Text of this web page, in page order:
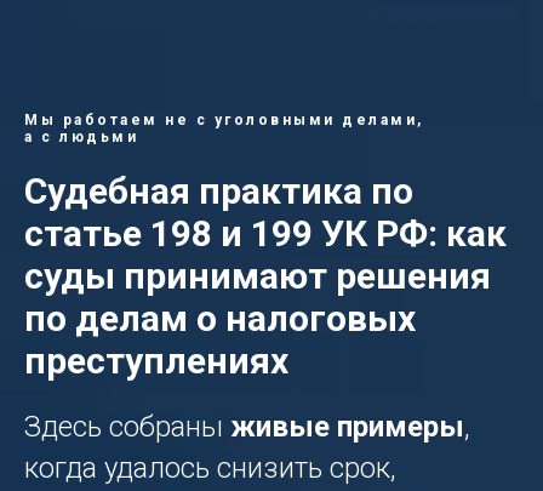
Мы работаем не с уголовными делами,
а с людьми
Судебная практика по
статье 198 и 199 УК РФ: как
суды принимают решения
по делам о налоговых
преступлениях
Здесь собраны живые примеры,
когда удалось снизить срок,